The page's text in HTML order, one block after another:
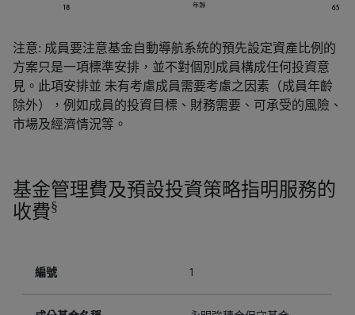
注意: 成員要注意基金自動導航系統的預先設定資產比例的
方案只是一項標準安排，並不對個別成員構成任何投資意
見。此項安排並 未有考慮成員需要考慮之因素（成員年齡
除外），例如成員的投資目標、財務需要、可承受的風險、
市場及經濟情況等。
基金管理費及預設投資策略指明服務的
收費§
編號 1